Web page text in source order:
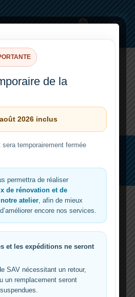
0,00€
© 2026 | CoralPlast
de la
2026 inclus
temporairement fermée
permettra de réaliser
de rénovation et de
atelier , afin de mieux
encore nos services.
et les expéditions ne seront
SAV nécessitant un retour,
un remplacement seront